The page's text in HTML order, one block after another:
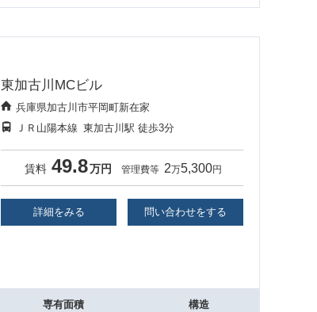
東加古川MCビル
兵庫県加古川市平岡町新在家
ＪＲ山陽本線 東加古川駅 徒歩3分
賃料 49.8万円 管理費等 2万5,300円
詳細をみる 問い合わせをする
専有面積 構造